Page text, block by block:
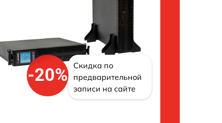
-20%
Скидка по
предварительной
записи на сайте